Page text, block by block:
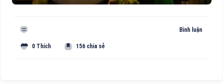
Bình luận
0 Thích 156 chia sẻ